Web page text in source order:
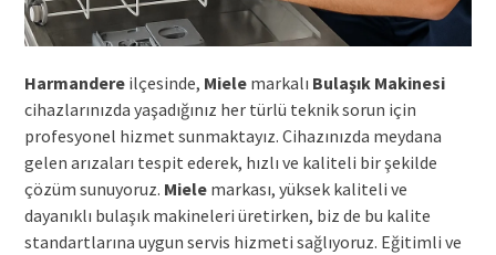
Harmandereilçesinde, Mielemarkalı Bulaşık Makinesi
cihazlarınızda yaşadığınız her türlü teknik sorun için
profesyonel hizmet sunmaktayız. Cihazınızda meydana
gelen arızaları tespit ederek, hızlı ve kaliteli bir şekilde
çözüm sunuyoruz. Mielemarkası, yüksek kaliteli ve
dayanıklı bulaşık makineleri üretirken, biz de bu kalite
standartlarına uygun servis hizmeti sağlıyoruz. Eğitimli ve